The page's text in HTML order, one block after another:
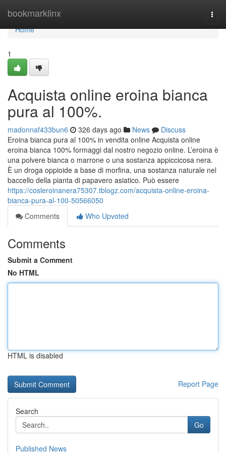
bookmarklinx
Home
Home
1
Acquista online eroina bianca
pura al 100%.
madonnaf433bun6 326 days ago News
Discuss
Eroina bianca pura al 100% in vendita online Acquista online
eroina bianca 100% formaggi dal nostro negozio online. L’eroina è
una polvere bianca o marrone o una sostanza appiccicosa nera.
È un droga oppioide a base di morfina, una sostanza naturale nel
baccello della pianta di papavero asiatico. Può essere
https://cosleroinanera75307.tblogz.com/acquista-online-eroina-
bianca-pura-al-100-50566050
Comments
Who Upvoted
Comments
Submit a Comment
No HTML
HTML is disabled
Report Page
Search
Go
Published News